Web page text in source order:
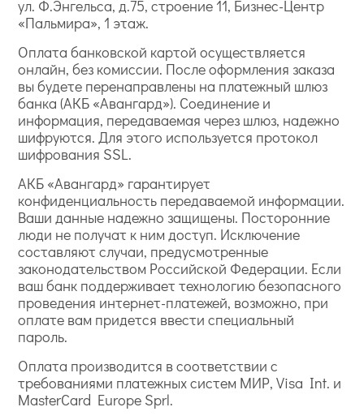
ул. Ф.Энгельса, д.75, строение 11, Бизнес-Центр
«Пальмира», 1 этаж.
Оплата банковской картой осуществляется
онлайн, без комиссии. После оформления заказа
вы будете перенаправлены на платежный шлюз
банка (АКБ «Авангард»). Соединение и
информация, передаваемая через шлюз, надежно
шифруются. Для этого используется протокол
шифрования SSL.
АКБ «Авангард» гарантирует
конфиденциальность передаваемой информации.
Ваши данные надежно защищены. Посторонние
люди не получат к ним доступ. Исключение
составляют случаи, предусмотренные
законодательством Российской Федерации. Если
ваш банк поддерживает технологию безопасного
проведения интернет-платежей, возможно, при
оплате вам придется ввести специальный
пароль.
Оплата производится в соответствии с
требованиями платежных систем МИР, Visa Int. и
MasterCard Europe Sprl.